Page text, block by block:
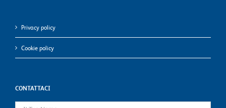
Privacy policy
Cookie policy
CONTATTACI